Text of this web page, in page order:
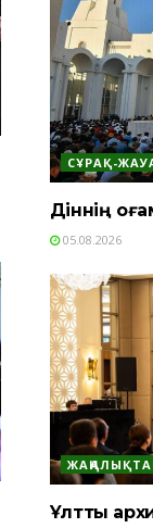
СҰРАҚ-
Діннің
05.08.2026
Ұлттық